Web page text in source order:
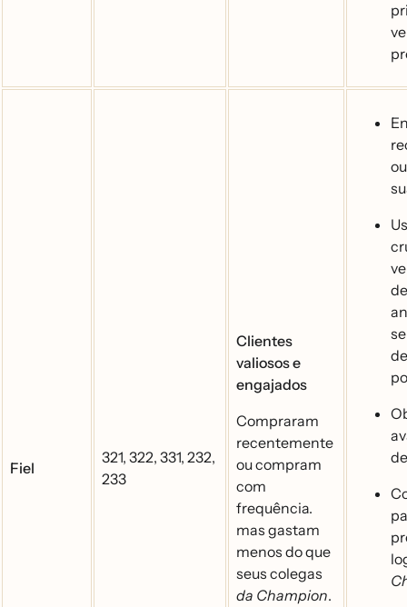
Fiel
321, 322, 331, 232,
233
Clientes
valiosos e
engajados
Compraram
recentemente
ou compram
com
frequência.
mas gastam
menos do que
seus colegas
da Champion.